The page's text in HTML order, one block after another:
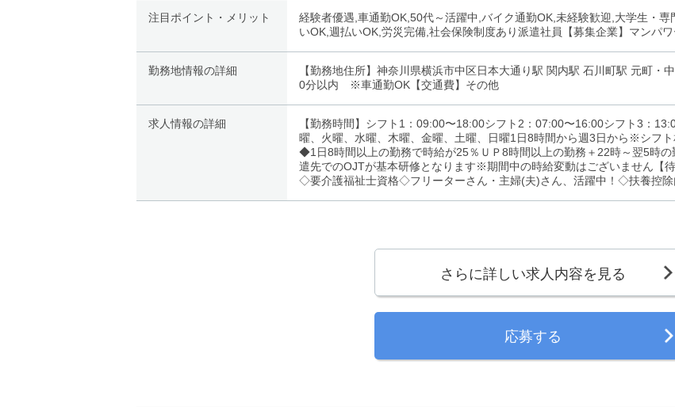
注目ポイント・メリット
経験者優遇,車通勤OK,50代～活躍中,バイク通勤OK,未経験歓迎,大学生・
いOK,週払いOK,労災完備,社会保険制度あり派遣社員【募集企業】マンパ
勤務地情報の詳細
【勤務地住所】神奈川県横浜市中区日本大通り駅 関内駅 石川町駅 元町
0分以内 ※車通勤OK【交通費】その他
求人情報の詳細
【勤務時間】シフト1：09:00〜18:00シフト2：07:00〜16:00シフト3：
曜、火曜、水曜、木曜、金曜、土曜、日曜1日8時間から週3日から※シフ
◆1日8時間以上の勤務で時給が25％ＵＰ8時間以上の勤務＋22時～翌5時
遣先でのOJTが基本研修となります※期間中の時給変動はございません【
◇要介護福祉士資格◇フリーターさん・主婦(夫)さん、活躍中！◇扶養控
さらに詳しい求人内容を見る
応募する